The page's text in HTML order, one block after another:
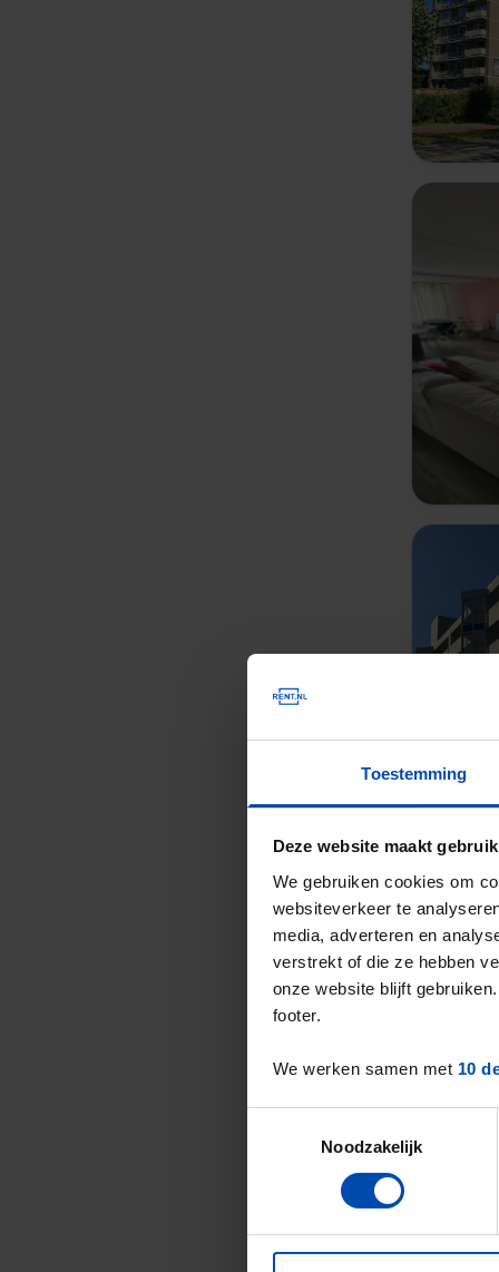
Toestemming
Deze website maakt
We gebruiken cookies om
websiteverkeer te
media, adverteren en
verstrekt of die ze hebben
onze website blijft
footer.
We werken samen met 10
Noodzakelijk